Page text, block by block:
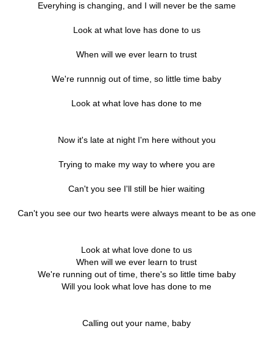
Everyhing is changing, and I will never be the same
Look at what love has done to us
When will we ever learn to trust
We're runnnig out of time, so little time baby
Look at what love has done to me
Now it's late at night I'm here without you
Trying to make my way to where you are
Can't you see I'll still be hier waiting
Can't you see our two hearts were always meant to be as one
Look at what love done to us
When will we ever learn to trust
We're running out of time, there's so little time baby
Will you look what love has done to me
Calling out your name, baby